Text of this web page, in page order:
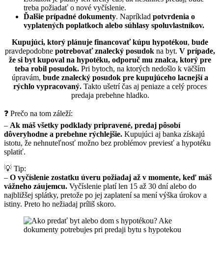
treba požiadať o nové vyčíslenie.
Ďalšie prípadné dokumenty. Napríklad potvrdenia o
vyplatených poplatkoch alebo súhlasy spoluvlastníkov.
Kupujúci, ktorý plánuje financovať kúpu hypotékou, bude
pravdepodobne potrebovať znalecký posudok na byt. V prípade,
že si byt kupoval na hypotéku, odporuč mu znalca, ktorý pre
teba robil posudok. Pri bytoch, na ktorých nedošlo k väčším
úpravám, bude znalecký posudok pre kupujúceho lacnejší a
rýchlo vypracovaný. Takto ušetrí čas aj peniaze a celý proces
predaja prebehne hladko.
❓ Prečo na tom záleží:
– Ak máš všetky podklady pripravené, predaj pôsobí
dôveryhodne a prebehne rýchlejšie. Kupujúci aj banka získajú
istotu, že nehnuteľnosť možno bez problémov previesť a hypotéku
splatiť.
💡 Tip:
– O vyčíslenie zostatku úveru požiadaj až v momente, keď máš
vážneho záujemcu. Vyčíslenie platí len 15 až 30 dní alebo do
najbližšej splátky, pretože po jej zaplatení sa mení výška úrokov a
istiny. Preto ho nežiadaj príliš skoro.